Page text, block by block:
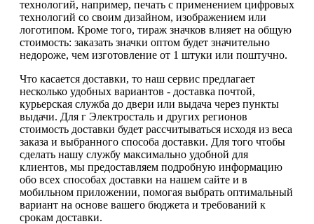
технологий, например, печать с применением цифровых
технологий со своим дизайном, изображением или
логотипом. Кроме того, тираж значков влияет на общую
стоимость: заказать значки оптом будет значительно
недороже, чем изготовление от 1 штуки или поштучно.
Что касается доставки, то наш сервис предлагает
несколько удобных вариантов - доставка почтой,
курьерская служба до двери или выдача через пункты
выдачи. Для г Электросталь и других регионов
стоимость доставки будет рассчитываться исходя из веса
заказа и выбранного способа доставки. Для того чтобы
сделать нашу службу максимально удобной для
клиентов, мы предоставляем подробную информацию
обо всех способах доставки на нашем сайте и в
мобильном приложении, помогая выбрать оптимальный
вариант на основе вашего бюджета и требований к
срокам доставки.